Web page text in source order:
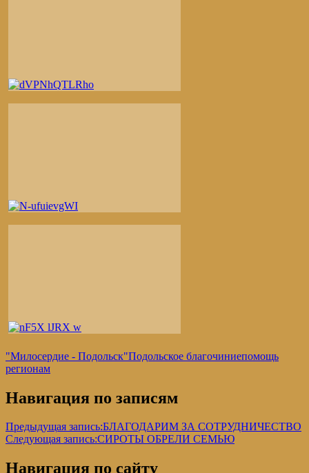
"Милосердие - Подольск"Подольское благочиниепомощь
регионам
Навигация по записям
Предыдущая запись:БЛАГОДАРИМ ЗА СОТРУДНИЧЕСТВО
Следующая запись:СИРОТЫ ОБРЕЛИ СЕМЬЮ
Навигация по сайту